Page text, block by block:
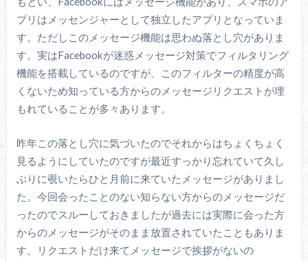
プリはメッセンジャーとして独立したアプリとなっていま
す。ただしこのメッセージ機能は思わぬ落とし穴がありま
す。実はFacebookが迷惑メッセージ対策でフィルタリング
機能を搭載しているのですが、このフィルターの精度が高
くないため知っている方からのメッセージリクエストが埋
もれていることが多々あります。
昨年この落とし穴に気づいたのでそれからはちょくちょく
見るようにしていたのですが最近すっかり忘れていて久し
ぶりに覗いたらひと月前に来ていたメッセージがありまし
た。今回会ったことのない知らない方からのメッセージだ
ったのでスルーしておきましたが過去には実際に会った方
からのメッセージがそのまま放置されていたこともありま
す。リクエストだけ来てメッセージで挨拶がないの